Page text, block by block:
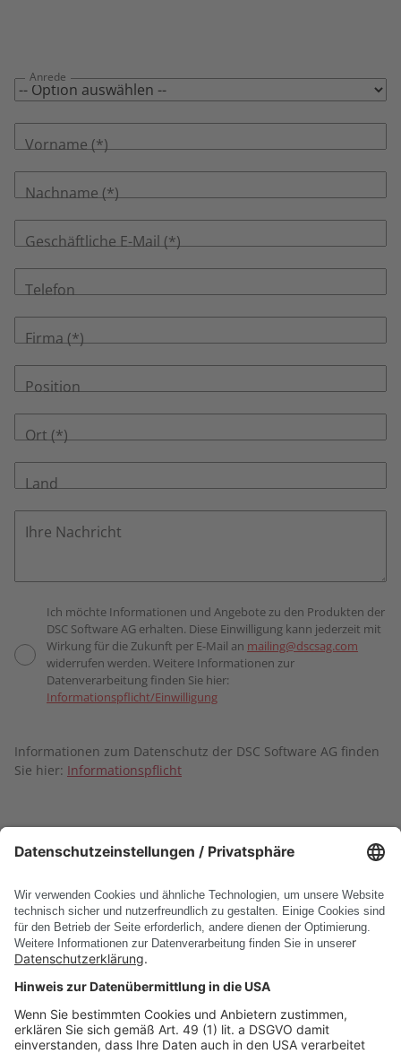
Anrede
Vorname
Nachname
Geschäftliche E-Mail
Telefon
Firma
Position
Ort
Land
Ihre Nachricht
Ich möchte Informationen und Angebote zu den Produkten der
DSC Software AG erhalten. Diese Einwilligung kann jederzeit mit
Wirkung für die Zukunft per E-Mail an mailing@dscsag.com
widerrufen werden. Weitere Informationen zur
Datenverarbeitung finden Sie hier:
Informationspflicht/Einwilligung
Informationen zum Datenschutz der DSC Software AG finden
Sie hier: Informationspflicht
Absenden
* Pflichtfelder